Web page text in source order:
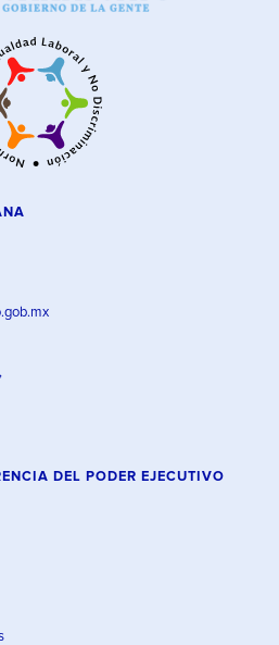
DEL PODER EJECUTIVO